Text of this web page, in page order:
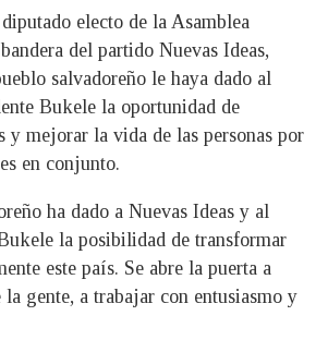
electo de la Asamblea
del partido Nuevas Ideas,
salvadoreño le haya dado al
Bukele la oportunidad de
y mejorar la vida de las personas por
en conjunto.
ha dado a Nuevas Ideas y al
la posibilidad de transformar
este país. Se abre la puerta a
gente, a trabajar con entusiasmo y